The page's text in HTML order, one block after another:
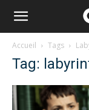
Accueil Tags
Tag: